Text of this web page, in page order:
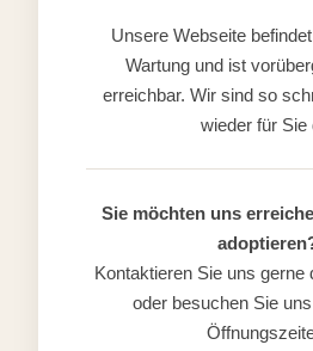
Unsere Webseite
Wartung und ist
erreichbar. Wir sind so
wieder für Sie
Sie möchten uns
Kontaktieren Sie uns gerne
oder besuchen Sie